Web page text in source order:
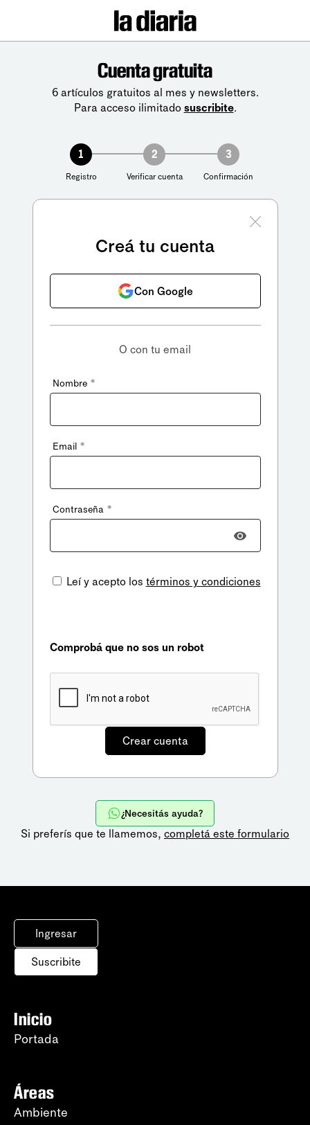
Cuenta gratuita
6 artículos gratuitos al mes y newsletters.
Para acceso ilimitado suscribite.
1
Registro
2
Verificar cuenta
3
Confirmación
Creá tu cuenta
Con Google
O con tu email
Nombre *
Email *
Contraseña *
Leí y acepto los términos y condiciones
Comprobá que no sos un robot
¿Necesitás ayuda?
Si preferís que te llamemos, completá este formulario
Ingresar
Suscribite
Inicio
Portada
Áreas
Ambiente